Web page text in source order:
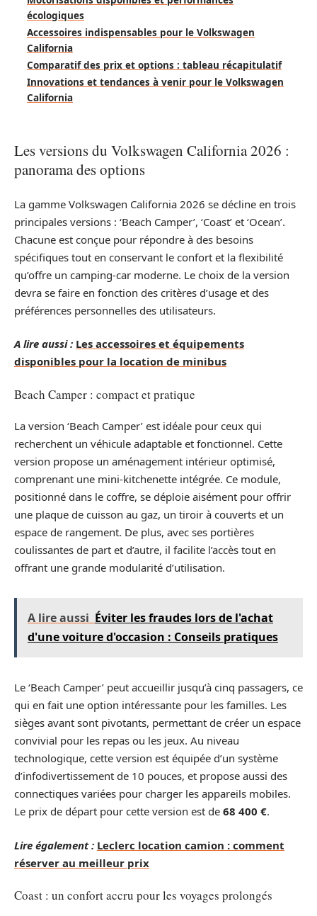
écologiques
Accessoires indispensables pour le Volkswagen
California
Comparatif des prix et options : tableau récapitulatif
Innovations et tendances à venir pour le Volkswagen
California
Les versions du Volkswagen California 2026 :
panorama des options
La gamme Volkswagen California 2026 se décline en trois
principales versions : ‘Beach Camper’, ‘Coast’ et ‘Ocean’.
Chacune est conçue pour répondre à des besoins
spécifiques tout en conservant le confort et la flexibilité
qu’offre un camping-car moderne. Le choix de la version
devra se faire en fonction des critères d’usage et des
préférences personnelles des utilisateurs.
A lire aussi : Les accessoires et équipements
disponibles pour la location de minibus
Beach Camper : compact et pratique
La version ‘Beach Camper’ est idéale pour ceux qui
recherchent un véhicule adaptable et fonctionnel. Cette
version propose un aménagement intérieur optimisé,
comprenant une mini-kitchenette intégrée. Ce module,
positionné dans le coffre, se déploie aisément pour offrir
une plaque de cuisson au gaz, un tiroir à couverts et un
espace de rangement. De plus, avec ses portières
coulissantes de part et d’autre, il facilite l’accès tout en
offrant une grande modularité d’utilisation.
A lire aussi Éviter les fraudes lors de l'achat
d'une voiture d'occasion : Conseils pratiques
Le ‘Beach Camper’ peut accueillir jusqu’à cinq passagers, ce
qui en fait une option intéressante pour les familles. Les
sièges avant sont pivotants, permettant de créer un espace
convivial pour les repas ou les jeux. Au niveau
technologique, cette version est équipée d’un système
d’infodivertissement de 10 pouces, et propose aussi des
connectiques variées pour charger les appareils mobiles.
Le prix de départ pour cette version est de 68 400 €.
Lire également : Leclerc location camion : comment
réserver au meilleur prix
Coast : un confort accru pour les voyages prolongés